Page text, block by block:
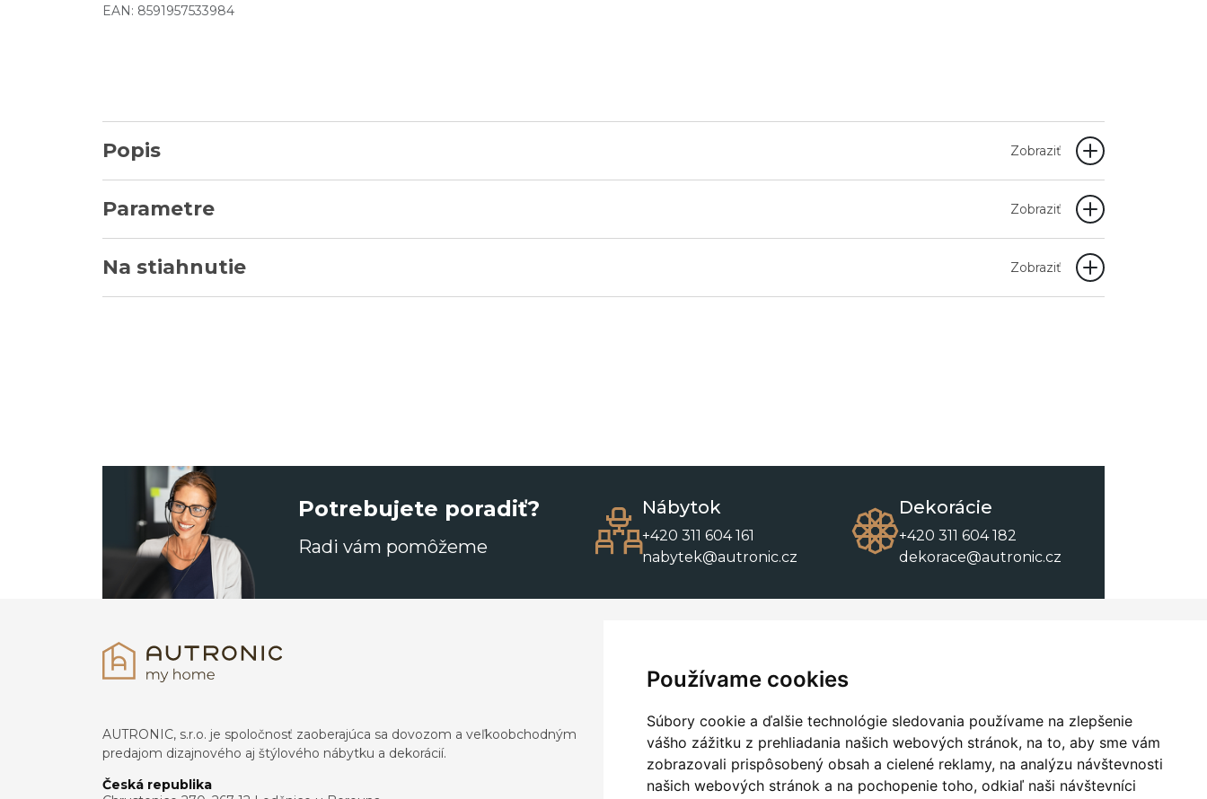
Používame cookies
Súbory cookie a ďalšie technológie sledovania používame na zlepšenie
vášho zážitku z prehliadania našich webových stránok, na to, aby sme vám
zobrazovali prispôsobený obsah a cielené reklamy, na analýzu návštevnosti
našich webových stránok a na pochopenie toho, odkiaľ naši návštevníci
EAN: 8591957533984
Popis Zobraziť
Parametre Zobraziť
Na stiahnutie Zobraziť
Potrebujete poradiť?
Radi vám pomôžeme
Nábytok
+420 311 604 161
nabytek@autronic.cz
Dekorácie
+420 311 604 182
dekorace@autronic.cz
AUTRONIC, s.r.o. je spoločnosť zaoberajúca sa dovozom a veľkoobchodným
predajom dizajnového aj štýlového nábytku a dekorácií.
Česká republika
Kontakty